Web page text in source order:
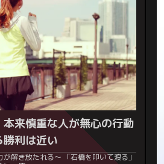
本来慎重な人が無心の行動
利は近い
～ 「石橋を叩いて渡る」